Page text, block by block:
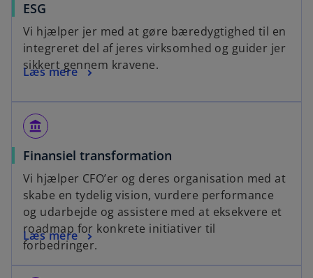
ESG
Vi hjælper jer med at gøre bæredygtighed til en
integreret del af jeres virksomhed og guider jer
sikkert gennem kravene.
Læs mere
account_balance
Finansiel transformation
Vi hjælper CFO’er og deres organisation med at
skabe en tydelig vision, vurdere performance
og udarbejde og assistere med at eksekvere et
roadmap for konkrete initiativer til
forbedringer.
Læs mere